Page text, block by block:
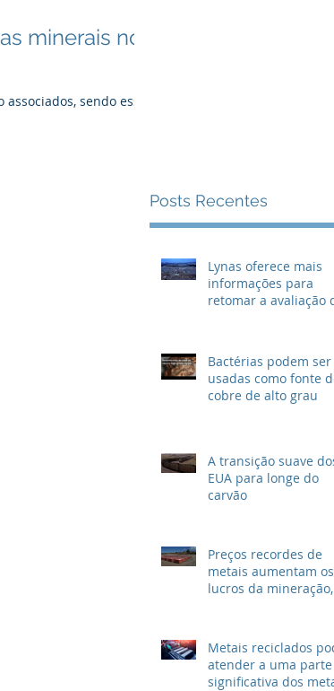
minerais no
sendo essa
Posts Recentes
Lynas oferece mais
informações para
retomar a avaliação
Bactérias podem ser
usadas como fonte
cobre de alto grau
A transição suave
EUA para longe do
carvão
Preços recordes de
metais aumentam os
lucros da mineração,
Metais reciclados
atender a uma parte
significativa dos